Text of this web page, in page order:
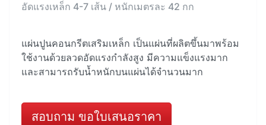
อัดแรงเหล็ก 4-7 เส้น / หนักเมตรละ 42 กก
แผ่นปูนคอนกรีตเสริมเหล็ก เป็นแผ่นที่ผลิตขึ้นมาพร้อม
ใช้งานด้วยลวดอัดแรงกำลังสูง มีความแข็งแรงมาก
และสามารถรับน้ำหนักบนแผ่นได้จำนวนมาก
สอบถาม ขอใบเสนอราคา